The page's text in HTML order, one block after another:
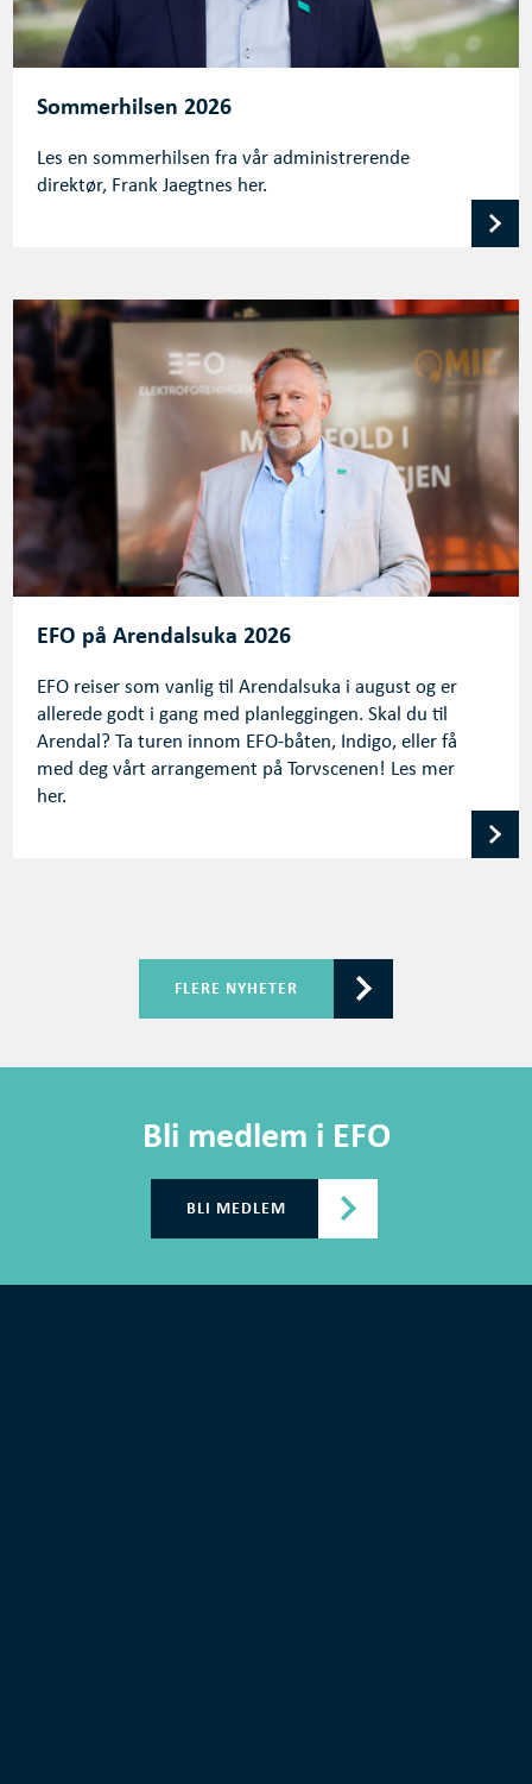
Sommerhilsen 2026
Les en sommerhilsen fra vår administrerende
direktør, Frank Jaegtnes her.
EFO på Arendalsuka 2026
EFO reiser som vanlig til Arendalsuka i august og er
allerede godt i gang med planleggingen. Skal du til
Arendal? Ta turen innom EFO-båten, Indigo, eller få
med deg vårt arrangement på Torvscenen! Les mer
her.
FLERE NYHETER
Bli medlem i EFO
BLI MEDLEM